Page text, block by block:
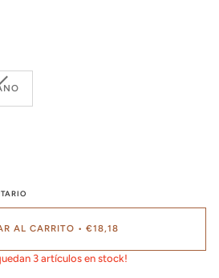
AL CARRITO • €18,18
3 artículos en stock!